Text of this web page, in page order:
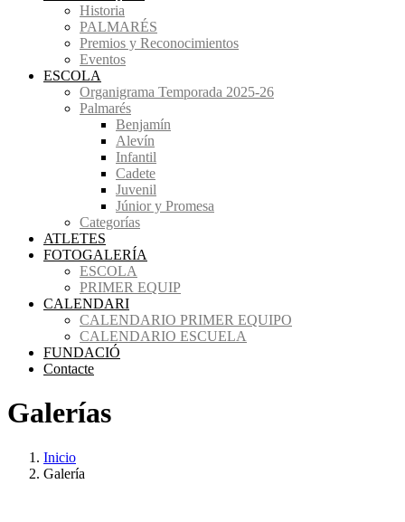
Historia
PALMARÉS
Premios y Reconocimientos
Eventos
ESCOLA
Organigrama Temporada 2025-26
Palmarés
Benjamín
Alevín
Infantil
Cadete
Juvenil
Júnior y Promesa
Categorías
ATLETES
FOTOGALERÍA
ESCOLA
PRIMER EQUIP
CALENDARI
CALENDARIO PRIMER EQUIPO
CALENDARIO ESCUELA
FUNDACIÓ
Contacte
Galerías
Inicio
Galería